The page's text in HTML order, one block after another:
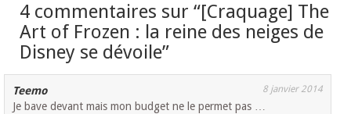
4 commentaires sur “[Craquage] The
Art of Frozen : la reine des neiges de
Disney se dévoile”
Teemo 8 janvier 2014
Je bave devant mais mon budget ne le permet pas …